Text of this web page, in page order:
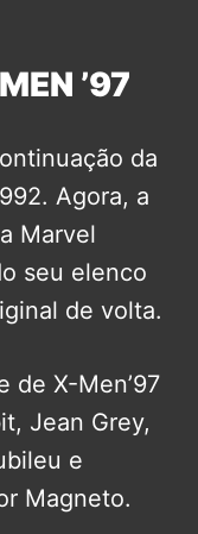
’97
da
Agora, a
Marvel
seu elenco
de volta.
de X-Men’97
Jean Grey,
e
Magneto.